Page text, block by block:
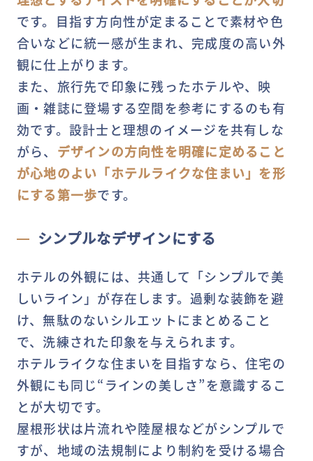
です。目指す方向性が定まることで素材や色
合いなどに統一感が生まれ、完成度の高い外
観に仕上がります。
また、旅行先で印象に残ったホテルや、映
画・雑誌に登場する空間を参考にするのも有
効です。設計士と理想のイメージを共有しな
がら、 デザインの方向性を明確に定めること
が心地のよい「ホテルライクな住まい」を形
にする第一歩です。
シンプルなデザインにする
ホテルの外観には、共通して「シンプルで美
しいライン」が存在します。過剰な装飾を避
け、無駄のないシルエットにまとめること
で、洗練された印象を与えられます。
ホテルライクな住まいを目指すなら、住宅の
外観にも同じ“ラインの美しさ”を意識するこ
とが大切です。
屋根形状は片流れや陸屋根などがシンプルで
すが、地域の法規制により制約を受ける場合